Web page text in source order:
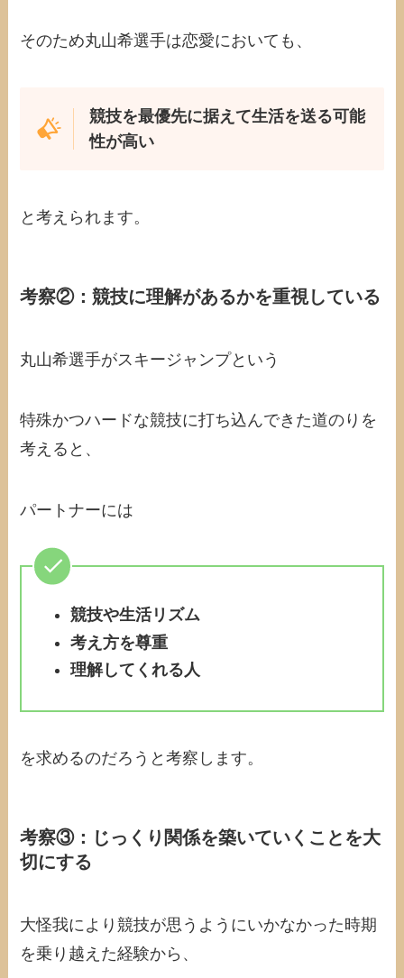
そのため丸山希選手は恋愛においても、
競技を最優先に据えて生活を送る可能
性が高い
と考えられます。
考察②：競技に理解があるかを重視している
丸山希選手がスキージャンプという
特殊かつハードな競技に打ち込んできた道のりを
考えると、
パートナーには
競技や生活リズム
考え方を尊重
理解してくれる人
を求めるのだろうと考察します。
考察③： じっくり関係を築いていくことを大
切にする
大怪我により競技が思うようにいかなかった時期
を乗り越えた経験から、